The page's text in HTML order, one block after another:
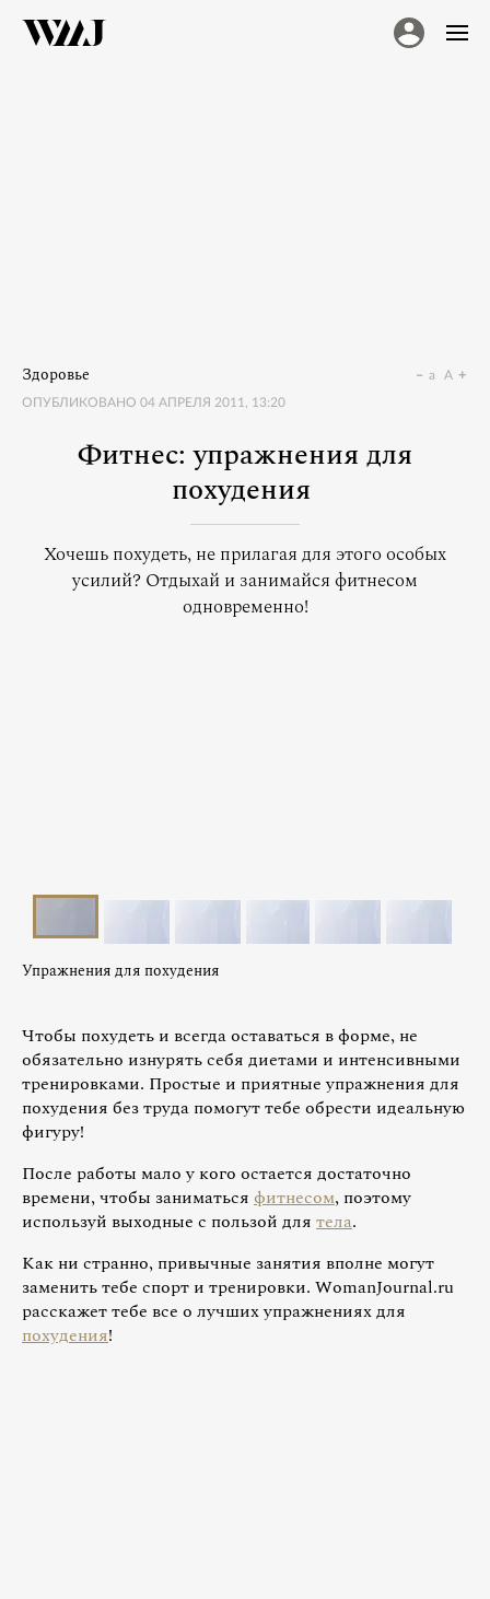
Здоровье
ОПУБЛИКОВАНО 04 АПРЕЛЯ 2011, 13:20
a A
Фитнес: упражнения для
похудения
Хочешь похудеть, не прилагая для этого особых
усилий? Отдыхай и занимайся фитнесом
одновременно!
Упражнения для похудения
Чтобы похудеть и всегда оставаться в форме, не
обязательно изнурять себя диетами и интенсивными
тренировками. Простые и приятные упражнения для
похудения без труда помогут тебе обрести идеальную
фигуру!
После работы мало у кого остается достаточно
времени, чтобы заниматься фитнесом, поэтому
используй выходные с пользой для тела.
Как ни странно, привычные занятия вполне могут
заменить тебе спорт и тренировки. WomanJournal.ru
расскажет тебе все о лучших упражнениях для
похудения!